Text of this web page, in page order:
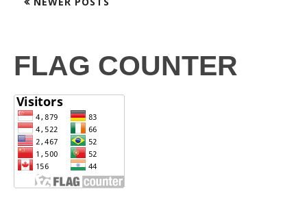
FLAG COUNTER